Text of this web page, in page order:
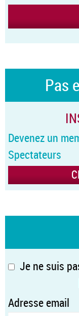
Pas
Devenez un
Spectateurs
Je ne suis
Adresse email